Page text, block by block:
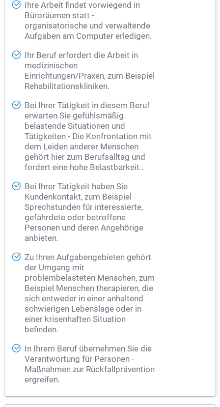
Ihre Arbeit findet vorwiegend in
Büroräumen statt -
organisatorische und verwaltende
Aufgaben am Computer erledigen.
Ihr Beruf erfordert die Arbeit in
medizinischen
Einrichtungen/Praxen, zum Beispiel
Rehabilitationskliniken.
Bei Ihrer Tätigkeit in diesem Beruf
erwarten Sie gefühlsmäßig
belastende Situationen und
Tätigkeiten - Die Konfrontation mit
dem Leiden anderer Menschen
gehört hier zum Berufsalltag und
fordert eine hohe Belastbarkeit..
Bei Ihrer Tätigkeit haben Sie
Kundenkontakt, zum Beispiel
Sprechstunden für interessierte,
gefährdete oder betroffene
Personen und deren Angehörige
anbieten.
Zu Ihren Aufgabengebieten gehört
der Umgang mit
problembelasteten Menschen, zum
Beispiel Menschen therapieren, die
sich entweder in einer anhaltend
schwierigen Lebenslage oder in
einer krisenhaften Situation
befinden.
In Ihrem Beruf übernehmen Sie die
Verantwortung für Personen -
Maßnahmen zur Rückfallprävention
ergreifen.